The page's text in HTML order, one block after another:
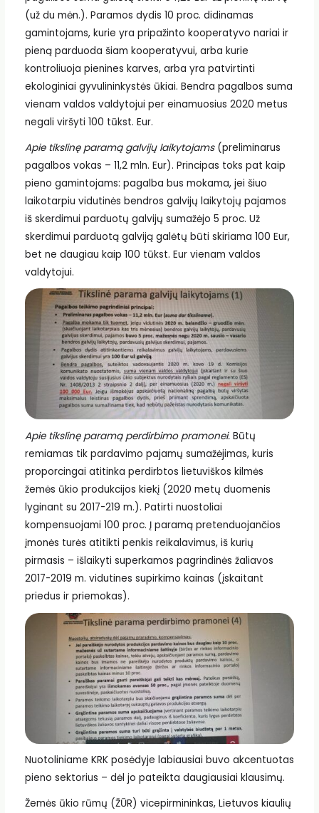
(už du mėn.). Paramos dydis 10 proc. didinamas
gamintojams, kurie yra pripažinto kooperatyvo nariai ir
pieną parduoda šiam kooperatyvui, arba kurie
kontroliuoja pienines karves, arba yra patvirtinti
ekologiniai gyvulininkystės ūkiai. Bendra pagalbos suma
vienam valdos valdytojui per einamuosius 2020 metus
negali viršyti 100 tūkst. Eur.
Apie tikslinę paramą galvijų laikytojams(preliminarus
pagalbos vokas – 11,2 mln. Eur). Principas toks pat kaip
pieno gamintojams: pagalba bus mokama, jei šiuo
laikotarpiu vidutinės bendros galvijų laikytojų pajamos
iš skerdimui parduotų galvijų sumažėjo 5 proc. Už
skerdimui parduotą galviją galėtų būti skiriama 100 Eur,
bet ne daugiau kaip 100 tūkst. Eur vienam valdos
valdytojui.
Apie tikslinę paramą perdirbimo pramonei. Būtų
remiamas tik pardavimo pajamų sumažėjimas, kuris
proporcingai atitinka perdirbtos lietuviškos kilmės
žemės ūkio produkcijos kiekį (2020 metų duomenis
lyginant su 2017-219 m.). Patirti nuostoliai
kompensuojami 100 proc. Į paramą pretenduojančios
įmonės turės atitikti penkis reikalavimus, iš kurių
pirmasis – išlaikyti superkamos pagrindinės žaliavos
2017-2019 m. vidutines supirkimo kainas (įskaitant
priedus ir priemokas).
Nuotoliniame KRK posėdyje labiausiai buvo akcentuotas
pieno sektorius – dėl jo pateikta daugiausiai klausimų.
Žemės ūkio rūmų (ŽŪR) vicepirmininkas, Lietuvos kiaulių